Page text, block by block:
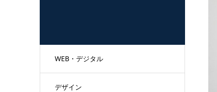
WEB・デジタル
デザイン